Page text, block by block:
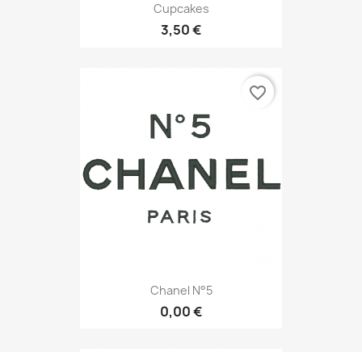
Cupcakes
3,50 €
Chanel N°5
0,00 €
favorite_border